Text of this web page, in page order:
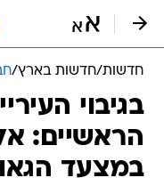
חדשות/חדשות בארץ/
בגיבוי
הראשיים:
במצעד